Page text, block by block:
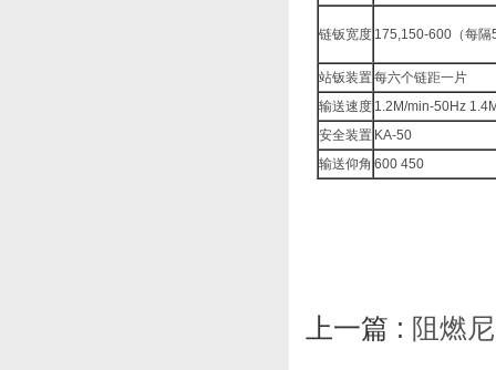
链钣宽度 175,150-600（每隔
站钣装置每六个链距一片
输送速度 1.2M/min-50Hz
安全装置 KA-50
输送仰角 600 450
上一篇 : 阻燃